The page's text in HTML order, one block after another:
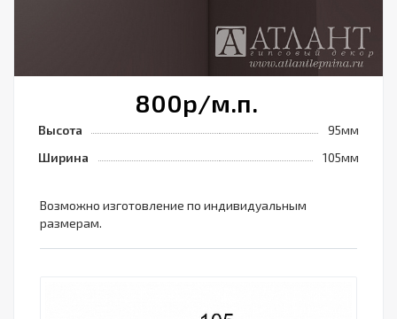
800р/м.п.
Высота
95мм
Ширина
105мм
Возможно изготовление по индивидуальным
размерам.